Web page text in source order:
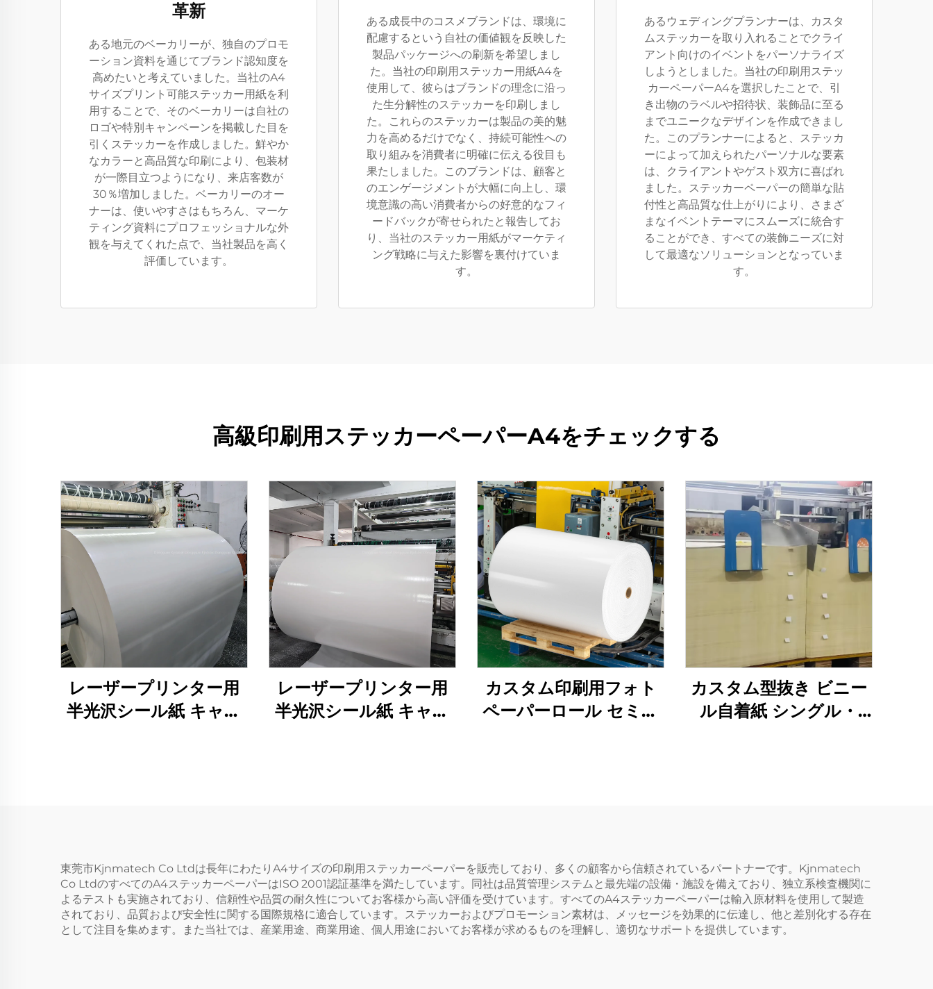
革新
ある地元のベーカリーが、独自のプロモ
ーション資料を通じてブランド認知度を
高めたいと考えていました。当社のA4
サイズプリント可能ステッカー用紙を利
用することで、そのベーカリーは自社の
ロゴや特別キャンペーンを掲載した目を
引くステッカーを作成しました。鮮やか
なカラーと高品質な印刷により、包装材
が一際目立つようになり、来店客数が
30％増加しました。ベーカリーのオー
ナーは、使いやすさはもちろん、マーケ
ティング資料にプロフェッショナルな外
観を与えてくれた点で、当社製品を高く
評価しています。
ある成長中のコスメブランドは、環境に
配慮するという自社の価値観を反映した
製品パッケージへの刷新を希望しまし
た。当社の印刷用ステッカー用紙A4を
使用して、彼らはブランドの理念に沿っ
た生分解性のステッカーを印刷しまし
た。これらのステッカーは製品の美的魅
力を高めるだけでなく、持続可能性への
取り組みを消費者に明確に伝える役目も
果たしました。このブランドは、顧客と
のエンゲージメントが大幅に向上し、環
境意識の高い消費者からの好意的なフィ
ードバックが寄せられたと報告してお
り、当社のステッカー用紙がマーケティ
ング戦略に与えた影響を裏付けていま
す。
あるウェディングプランナーは、カスタ
ムステッカーを取り入れることでクライ
アント向けのイベントをパーソナライズ
しようとしました。当社の印刷用ステッ
カーペーパーA4を選択したことで、引
き出物のラベルや招待状、装飾品に至る
までユニークなデザインを作成できまし
た。このプランナーによると、ステッカ
ーによって加えられたパーソナルな要素
は、クライアントやゲスト双方に喜ばれ
ました。ステッカーペーパーの簡単な貼
付性と高品質な仕上がりにより、さまざ
まなイベントテーマにスムーズに統合す
ることができ、すべての装飾ニーズに対
して最適なソリューションとなっていま
す。
高級印刷用ステッカーペーパーA4をチェックする
レーザープリンター用
半光沢シール紙 キャス
レーザープリンター用
半光沢シール紙 キャス
カスタム印刷用フォト
ペーパーロール セミグ
カスタム型抜き ビニー
ル自着紙 シングル・
東莞市Kjnmatech Co Ltdは長年にわたりA4サイズの印刷用ステッカーペーパーを販売しており、多くの顧客から信頼されているパートナーです。Kjnmatech
Co LtdのすべてのA4ステッカーペーパーはISO 2001認証基準を満たしています。同社は品質管理システムと最先端の設備・施設を備えており、独立系検査機関に
よるテストも実施されており、信頼性や品質の耐久性についてお客様から高い評価を受けています。すべてのA4ステッカーペーパーは輸入原材料を使用して製造
されており、品質および安全性に関する国際規格に適合しています。ステッカーおよびプロモーション素材は、メッセージを効果的に伝達し、他と差別化する存在
として注目を集めます。また当社では、産業用途、商業用途、個人用途においてお客様が求めるものを理解し、適切なサポートを提供しています。